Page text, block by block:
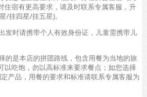
住宿有更高要求，请及时联系专属客服，升
/挂四星/挂五星)。
发时请携带个人有效身份证，儿童需携带儿
的是本店的拼团路线，包含用餐为当地的旅
以吃饱，勿以高标准来要求餐点；如您选择
产品，用餐的要求和标准请联系专属客服为